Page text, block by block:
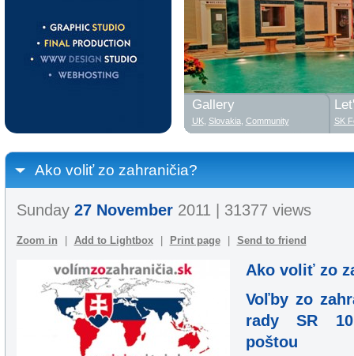
Ako voliť zo zahraničia?
Sunday 27 November2011 | 31377 views
Zoom in Add to Lightbox Print page Send to friend
Ako voliť zo
Voľby zo
rady SR
poštou
Gallery
UK, Slovakia Community SK